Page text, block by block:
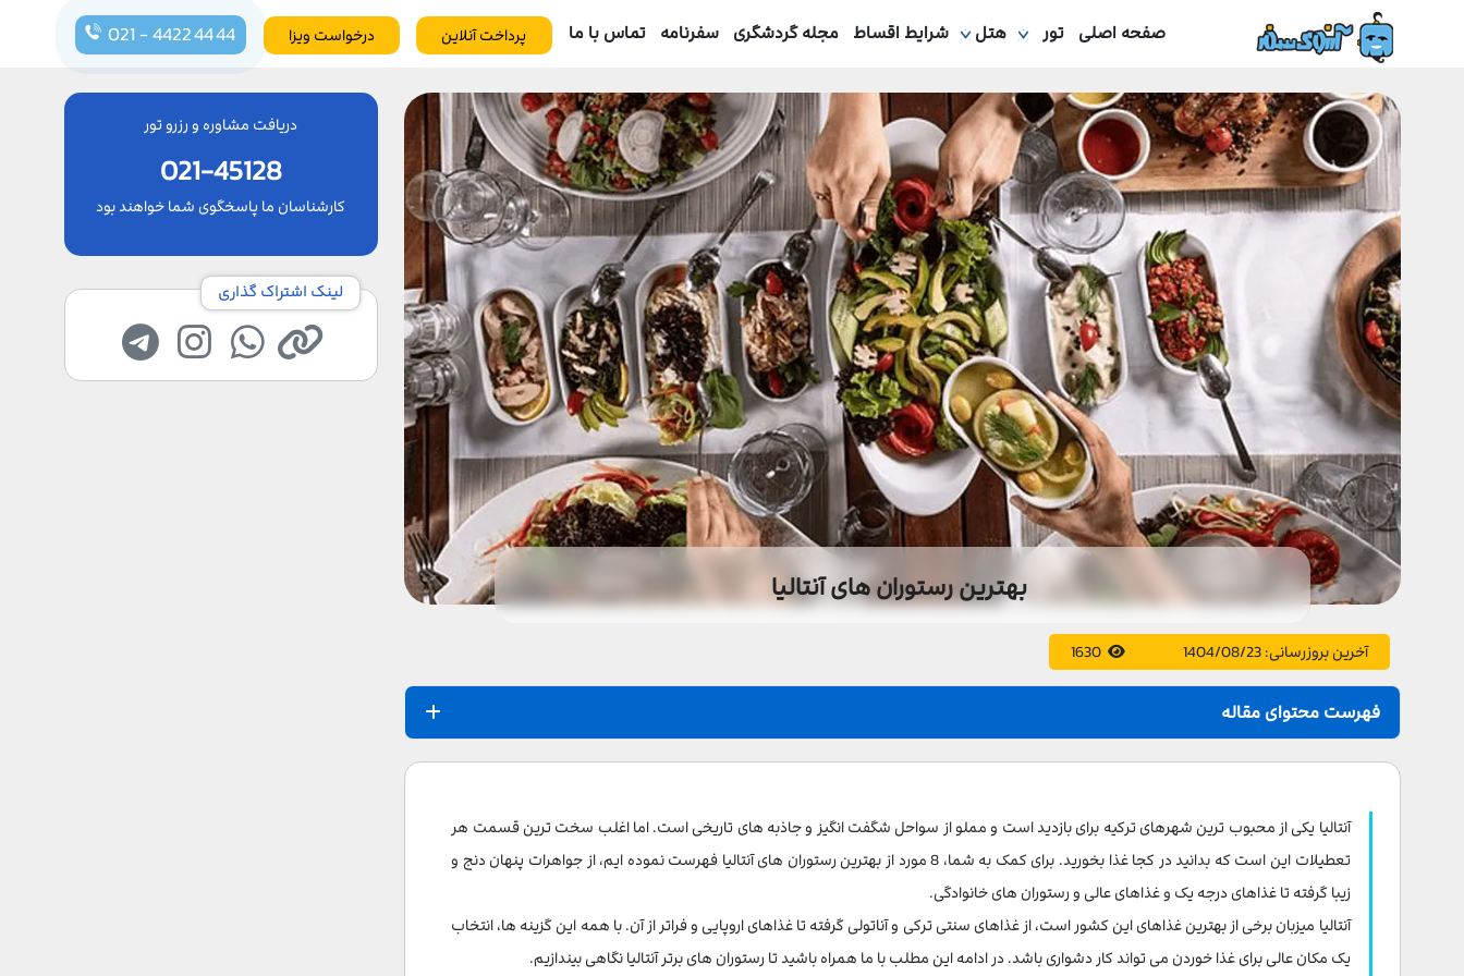
صفحه اصلی تور هتل شرایط اقساط مجله گردشگری سفرنامه تماس با ما درخواست ویزا 021 - 4422 44 44 پرداخت آنلاین
بهترین رستوران های آنتالیا
آخرین بروزرسانی:1404/08/23
1630
فهرست محتوای مقاله
غذاهای محلی آنتالیا را امتحان کنید
سوپ سیرابی
فلفل دلمه ای شکم پر
دسر کدو حلوایی
آنتالیا یکی از محبوب ترین شهرهای ترکیه برای بازدید است و مملو از سواحل شگفت انگیز و جاذبه های تاریخی است. اما اغلب سخت ترین قسمت هر
تعطیلات این است که بدانید در کجا غذا بخورید. برای کمک به شما، 8 مورد از بهترین رستوران های آنتالیا فهرست نموده ایم، از جواهرات پنهان دنج و
زیبا گرفته تا غذاهای درجه یک و غذاهای عالی و رستوران های خانوادگی.
آنتالیا میزبان برخی از بهترین غذاهای این کشور است، از غذاهای سنتی ترکی و آناتولی گرفته تا غذاهای اروپایی و فراتر از آن. با همه این گزینه ها، انتخاب
یک مکان عالی برای غذا خوردن می تواند کار دشواری باشد. در ادامه این مطلب با ما همراه باشید تا رستوران های برتر آنتالیا نگاهی بیندازیم.
دریافت مشاوره و رزرو تور
021-45128
کارشناسان ما پاسخگوی شما خواهند بود
لینک اشتراک گذاری